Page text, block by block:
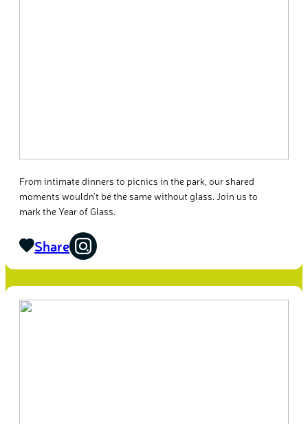
From intimate dinners to picnics in the park, our shared
moments wouldn’t be the same without glass. Join us to
mark the Year of Glass.
Share